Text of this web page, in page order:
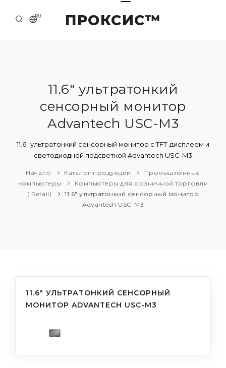
ПРОКСИС™
RU
О КОМПАНИИ
ПРИМЕРЫ И РЕШЕНИЯ
КАТАЛОГ ПРОДУКЦИИ
ПРЕСС-ЦЕНТР
11.6" ультратонкий
сенсорный монитор
Advantech USC-M3
11.6" ультратонкий сенсорный монитор с TFT-дисплеем и
светодиодной подсветкой Advantech USC-M3
Начало Каталог продукции
Промышленные
компьютеры
Компьютеры для розничной торговли
(iRetail)
11.6" ультратонкий сенсорный монитор
Advantech USC-M3
11.6" УЛЬТРАТОНКИЙ СЕНСОРНЫЙ
МОНИТОР ADVANTECH USC-M3